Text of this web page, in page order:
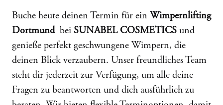
Buche heute deinen Termin für ein Wimpernlifting
Dortmundbei SUNABEL COSMETICS und
genieße perfekt geschwungene Wimpern, die
deinen Blick verzaubern. Unser freundliches Team
steht dir jederzeit zur Verfügung, um alle deine
Fragen zu beantworten und dich ausführlich zu